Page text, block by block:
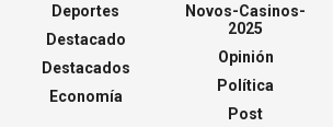
Deportes
Destacado
Destacados
Economía
Novos-Casinos-
2025
Opinión
Política
Post